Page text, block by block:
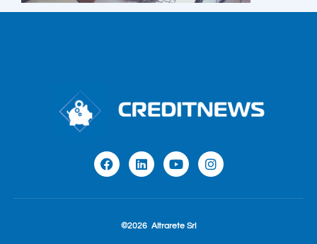
©2026 Altrarete Srl